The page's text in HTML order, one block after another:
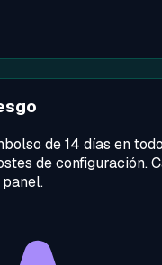
de 14 días en
de configuración.